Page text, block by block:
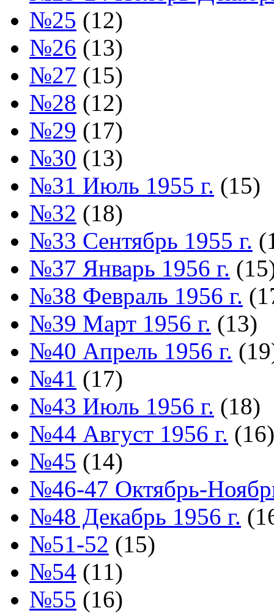
№25 (12)
№26 (13)
№27 (15)
№28 (12)
№29 (17)
№30 (13)
№31 Июль 1955 г. (15)
№32 (18)
№33 Сентябрь 1955 г.
№37 Январь 1956 г.
№38 Февраль 1956 г.
№39 Март 1956 г. (13)
№40 Апрель 1956 г.
№41 (17)
№43 Июль 1956 г. (18)
№44 Август 1956 г. (16)
№45 (14)
№46-47 Октябрь-
№48 Декабрь 1956 г.
№51-52 (15)
№54 (11)
№55 (16)